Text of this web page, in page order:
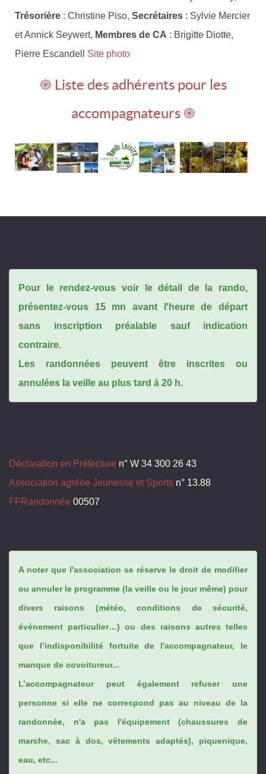
Trésorière : Christine Piso, Secrétaires : Sylvie Mercier
et Annick Seywert, Membres de CA : Brigitte Diotte,
Pierre Escandell Site photo
֎ Liste des adhérents pour les
accompagnateurs ֎
Pour le rendez-vous voir le détail de la rando,
présentez-vous 15 mn avant l'heure de départ
sans inscription préalable sauf indication
contraire.
Les randonnées peuvent être inscrites ou
annulées la veille au plus tard à 20 h.
Déclaration en Préfecture n° W 34 300 26 43
Association agréée Jeunesse et Sports n° 13.88
FFRandonnée 00507
A noter que l'association se réserve le droit de modifier
ou annuler le programme (la veille ou le jour même) pour
divers raisons (météo, conditions de sécurité,
évènement particulier…) ou des raisons autres telles
que l’indisponibilité fortuite de l'accompagnateur, le
manque de covoitureur...
L’accompagnateur peut également refuser une
personne si elle ne correspond pas au niveau de la
randonnée, n'a pas l'équipement (chaussures de
marche, sac à dos, vêtements adaptés), piquenique,
eau, etc...